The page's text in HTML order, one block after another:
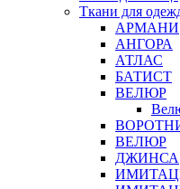
Ткани для
АРМАНИ
АНГОРА
АТЛАС
БАТИСТ
ВЕЛЮР
ВЕЛЮР
ДЖИНСА